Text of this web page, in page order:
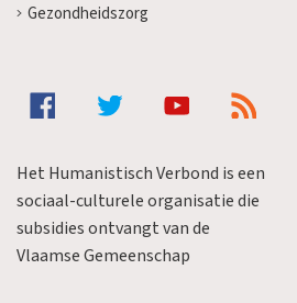
Gezondheidszorg
Het Humanistisch Verbond is een
sociaal-culturele organisatie die
subsidies ontvangt van de
Vlaamse Gemeenschap